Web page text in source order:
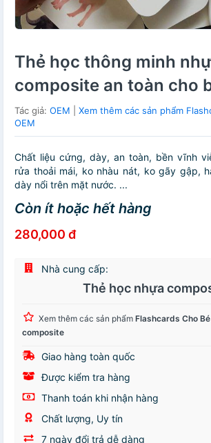
Thẻ học thông minh
composite an toàn cho
Tác giả: OEM
Xem thêm các sản phẩm
OEM
Chất liệu cứng, dày, an toàn, bền vĩnh
rửa thoải mái, ko nhàu nát, ko gãy gập,
dày nổi trên mặt nước. ...
Còn ít hoặc hết hàng
280,000 đ
Nhà cung cấp:
Thẻ học nhựa
Xem thêm các sản phẩm Flashcards Cho Bé
composite
Giao hàng toàn quốc
Được kiểm tra hàng
Thanh toán khi nhận hàng
Chất lượng, Uy tín
7 ngày đổi trả dễ dàng